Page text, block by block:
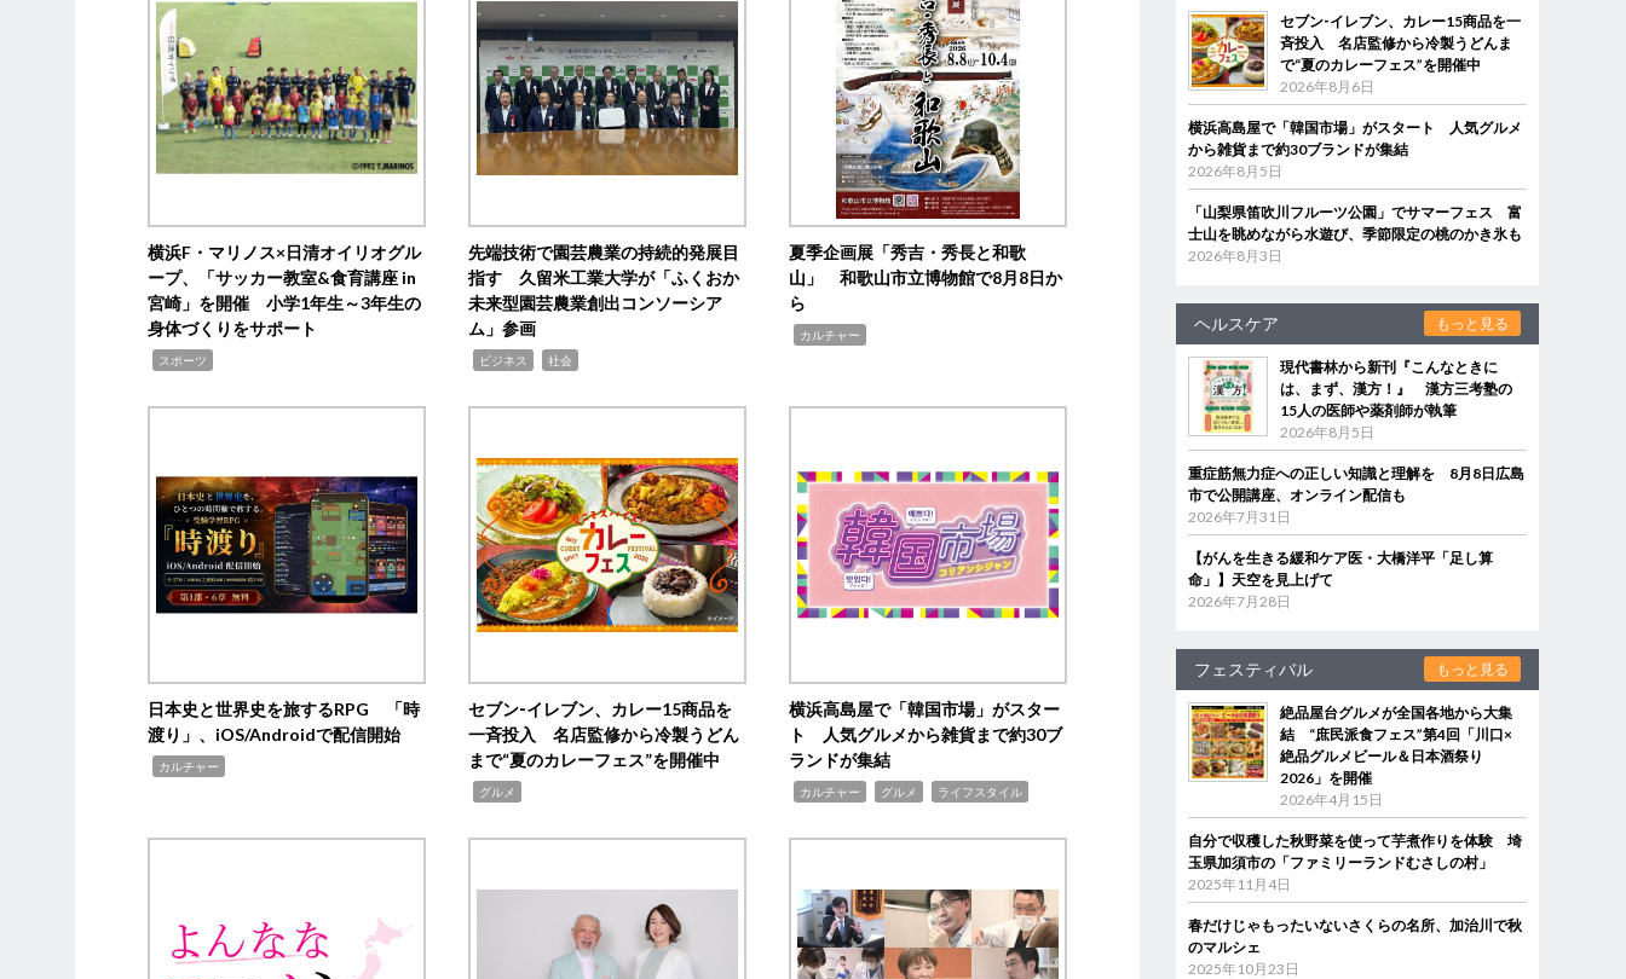
横浜F・マリノス×日清オイリオグル
ープ、「サッカー教室&食育講座 in
宮崎」を開催 小学1年生～3年生の
身体づくりをサポート
スポーツ
先端技術で園芸農業の持続的発展目
指す 久留米工業大学が「ふくおか
未来型園芸農業創出コンソーシア
ム」参画
ビジネス 社会
夏季企画展「秀吉・秀長と和歌
山」 和歌山市立博物館で8月8日か
ら
カルチャー
日本史と世界史を旅するRPG 「時
渡り」、iOS/Androidで配信開始
カルチャー
セブン‐イレブン、カレー15商品を
一斉投入 名店監修から冷製うどん
まで“夏のカレーフェス”を開催中
グルメ
横浜高島屋で「韓国市場」がスター
ト 人気グルメから雑貨まで約30ブ
ランドが集結
カルチャー グルメ ライフスタイル
セブン‐イレブン、カレー15商品を一
斉投入 名店監修から冷製うどんま
で“夏のカレーフェス”を開催中
2026年8月6日
横浜高島屋で「韓国市場」がスタート 人気グルメ
から雑貨まで約30ブランドが集結
2026年8月5日
「山梨県笛吹川フルーツ公園」でサマーフェス 富
士山を眺めながら水遊び、季節限定の桃のかき氷も
2026年8月3日
ヘルスケア もっと見る
現代書林から新刊『こんなときに
は、まず、漢方！』 漢方三考塾の
15人の医師や薬剤師が執筆
2026年8月5日
重症筋無力症への正しい知識と理解を 8月8日広島
市で公開講座、オンライン配信も
2026年7月31日
【がんを生きる緩和ケア医・大橋洋平「足し算
命」】天空を見上げて
2026年7月28日
フェスティバル もっと見る
絶品屋台グルメが全国各地から大集
結 “庶民派食フェス”第4回「川口×
絶品グルメビール＆日本酒祭り
2026」を開催
2026年4月15日
自分で収穫した秋野菜を使って芋煮作りを体験 埼
玉県加須市の「ファミリーランドむさしの村」
2025年11月4日
春だけじゃもったいないさくらの名所、加治川で秋
のマルシェ
2025年10月23日